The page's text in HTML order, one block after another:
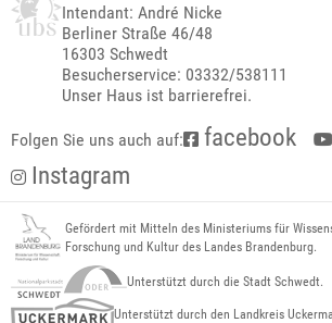
Intendant: André Nicke
Berliner Straße 46/48
16303 Schwedt
Besucherservice: 03332/538111
Unser Haus ist barrierefrei.
Folgen Sie uns auch auf: facebook
Instagram
Gefördert mit Mitteln des Ministeriums für
Forschung und Kultur des Landes Brandenburg.
Unterstützt durch die Stadt Schwedt.
Unterstützt durch den Landkreis